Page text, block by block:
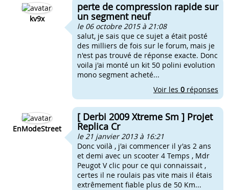
kv9x
perte de compression rapide sur
un segment neuf
le 06 octobre 2015 à 21:08
salut, je sais que ce sujet a était posté
des milliers de fois sur le forum, mais je
n'est pas trouvé de réponse exacte. Donc
voila j'ai monté un kit 50 polini evolution
mono segment acheté...
Voir les 0 réponses
EnModeStreet
[ Derbi 2009 Xtreme Sm ] Projet
Replica Cr
le 21 janvier 2013 à 16:21
Donc voilà , j'ai commencer il y'as 2 ans
et demi avec un scooter 4 Temps , Mdr
Peugot V clic pour ce qui connaissait ,
certes il ne roulais pas vite mais il étais
extrêmement fiable plus de 50 Km...